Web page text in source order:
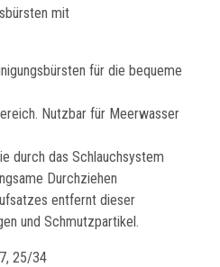
mit
für die bequeme
Nutzbar für Meerwasser
durch das Schlauchsystem
Durchziehen
entfernt dieser
und Schmutzpartikel.
25/34